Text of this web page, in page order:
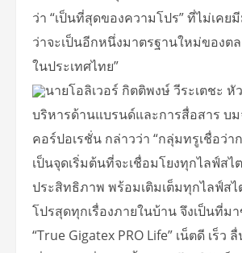
ว่า “เป็นที่สุดของความโปร” ที่ไม่เคย
ว่าจะเป็นอีกหนึ่งมาตรฐานใหม่ของต
ในประเทศไทย”
นายโอลิเวอร์ กิตติพงษ์ วีระเตชะ
บริหารด้านแบรนด์และการสื่อสาร บม
คอร์ปอเรชั่น กล่าวว่า “กลุ่มทรูเชื่อว่า
เป็นจุดเริ่มต้นที่จะเชื่อมโยงทุกไลฟ์สไ
ประสิทธิภาพ พร้อมเติมเต็มทุกไลฟ์ส
โปรสุดทุกเรื่องภายในบ้าน จึงเป็นที่ม
“True Gigatex PRO Life” เน็ตดี เร็ว